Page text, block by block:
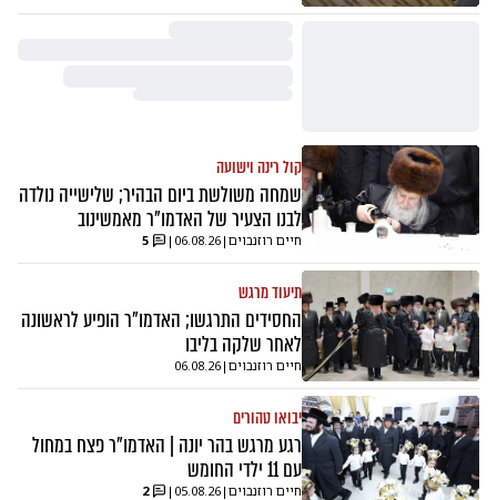
קול רינה וישועה
שמחה משולשת ביום הבהיר; שלישייה נולדה
לבנו הצעיר של האדמו"ר מאמשינוב
חיים רוזנבוים |
06.08.26
|
5
תיעוד מרגש
החסידים התרגשו; האדמו"ר הופיע לראשונה
לאחר שלקה בליבו
חיים רוזנבוים |
06.08.26
יבואו טהורים
רגע מרגש בהר יונה | האדמו"ר פצח במחול
עם 11 ילדי החומש
חיים רוזנבוים |
05.08.26
|
2